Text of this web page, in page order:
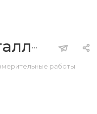
Проверка металлосвязи
работы